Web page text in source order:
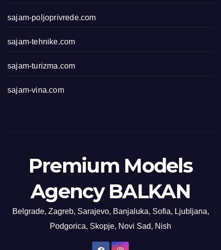
sajam-poljoprivrede.com
sajam-tehnike.com
sajam-turizma.com
sajam-vina.com
Premium Models
Agency BALKAN
Belgrade, Zagreb, Sarajevo, Banjaluka, Sofia, Ljubljana,
Podgorica, Skopje, Novi Sad, Nish